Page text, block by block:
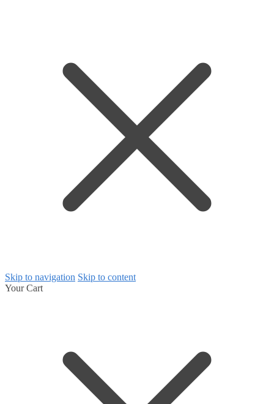
Skip to navigation Skip to content
Your Cart